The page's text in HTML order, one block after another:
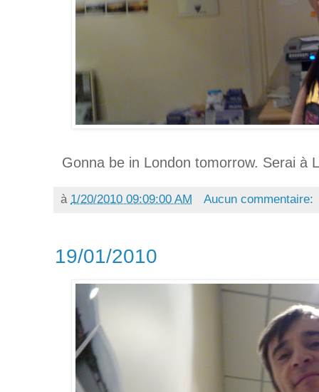
Gonna be in London tomorrow. Serai à
à 1/20/2010 09:09:00 AM Aucun commentaire:
19/01/2010